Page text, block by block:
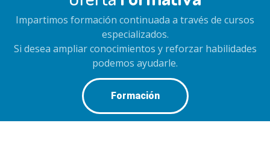
Impartimos formación continuada a través de cursos
especializados.
Si desea ampliar conocimientos y reforzar habilidades
podemos ayudarle.
Formación